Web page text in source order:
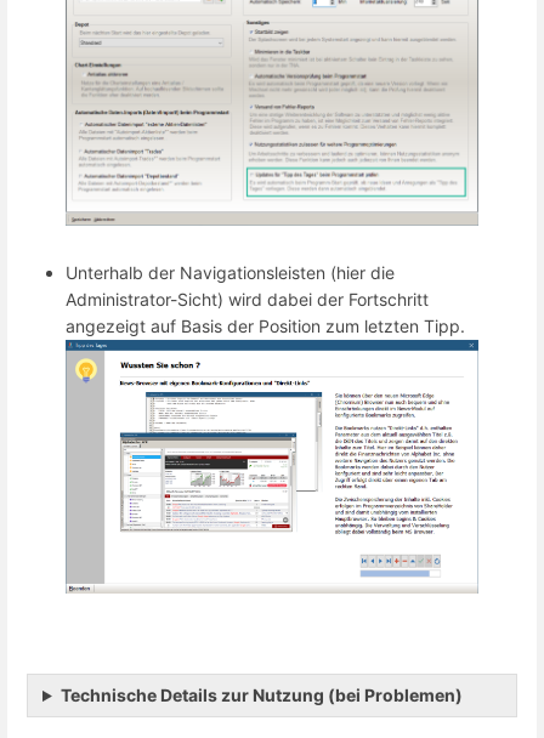
Unterhalb der Navigationsleisten (hier die
Administrator-Sicht) wird dabei der Fortschritt
angezeigt auf Basis der Position zum letzten Tipp.
Technische Details zur Nutzung (bei Problemen)